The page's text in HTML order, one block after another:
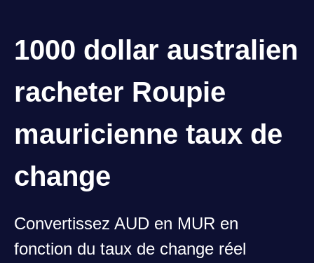
1000 dollar australien
racheter Roupie
mauricienne taux de
change
Convertissez AUD en MUR en
fonction du taux de change réel